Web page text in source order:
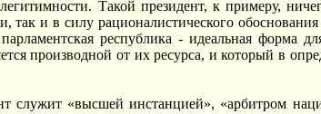
Такой президент, к примеру,
так и в силу рационалистического
республика - идеальная форма
производной от их ресурса, и который в
служит «высшей инстанцией», «арбитром